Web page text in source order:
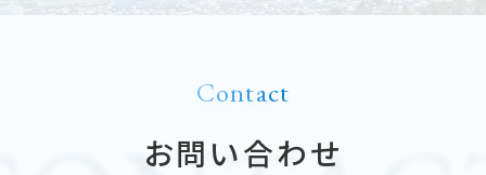
Contact
お問い合わせ